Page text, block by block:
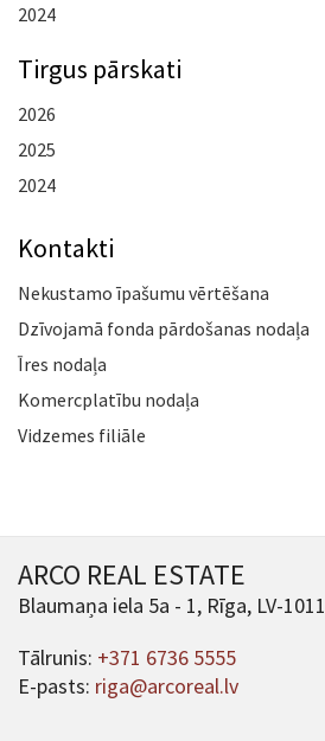
2024
Tirgus pārskati
2026
2025
2024
Kontakti
Nekustamo īpašumu vērtēšana
Dzīvojamā fonda pārdošanas nodaļa
Īres nodaļa
Komercplatību nodaļa
Vidzemes filiāle
ARCO REAL ESTATE
Blaumaņa iela 5a - 1, Rīga, LV-1011
Tālrunis: +371 6736 5555
E-pasts: riga@arcoreal.lv